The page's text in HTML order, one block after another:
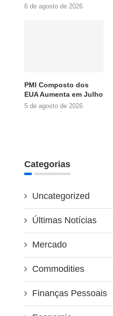
6 de agosto de 2026
PMI Composto dos
EUA Aumenta em Julho
5 de agosto de 2026
Categorias
Uncategorized
Últimas Notícias
Mercado
Commodities
Finanças Pessoais